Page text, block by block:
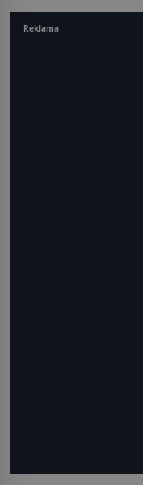
Reklama